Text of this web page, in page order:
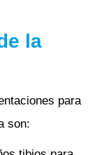
la
para
son: